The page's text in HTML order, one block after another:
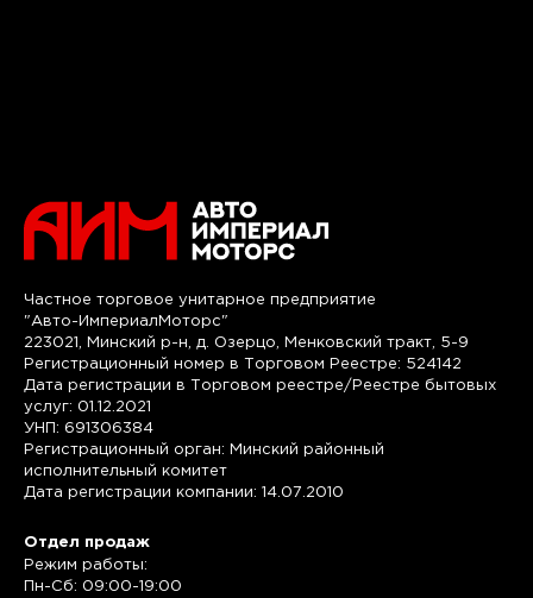
Частное торговое унитарное предприятие
"Авто-ИмпериалМоторс"
223021, Минский р-н, д. Озерцо, Менковский тракт, 5-9
Регистрационный номер в Торговом Реестре: 524142
Дата регистрации в Торговом реестре/Реестре бытовых
услуг: 01.12.2021
УНП: 691306384
Регистрационный орган: Минский районный
исполнительный комитет
Дата регистрации компании: 14.07.2010
Отдел продаж
Режим работы:
Пн-Сб: 09:00-19:00